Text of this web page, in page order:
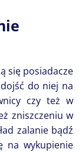
się posiadacze
do niej na
czy też w
zniszczeniu w
zalanie bądź
na wykupienie